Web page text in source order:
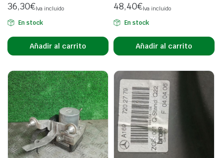
36,30€Iva incluido
En stock
Añadir al carrito
48,40€Iva incluido
En stock
Añadir al carrito